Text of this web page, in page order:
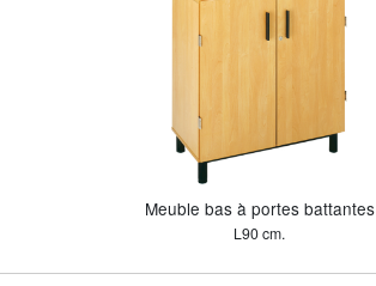
Meuble bas à portes battantes
L90 cm.